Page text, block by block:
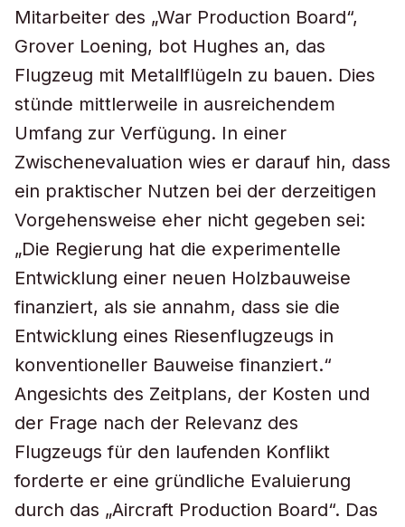
Mitarbeiter des „War Production Board“,
Grover Loening, bot Hughes an, das
Flugzeug mit Metallflügeln zu bauen. Dies
stünde mittlerweile in ausreichendem
Umfang zur Verfügung. In einer
Zwischenevaluation wies er darauf hin, dass
ein praktischer Nutzen bei der derzeitigen
Vorgehensweise eher nicht gegeben sei:
„Die Regierung hat die experimentelle
Entwicklung einer neuen Holzbauweise
finanziert, als sie annahm, dass sie die
Entwicklung eines Riesenflugzeugs in
konventioneller Bauweise finanziert.“
Angesichts des Zeitplans, der Kosten und
der Frage nach der Relevanz des
Flugzeugs für den laufenden Konflikt
forderte er eine gründliche Evaluierung
durch das „Aircraft Production Board“. Das